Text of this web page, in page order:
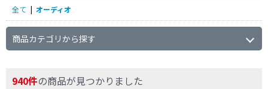
全て | オーディオ
商品カテゴリから探す
940件の商品が見つかりました